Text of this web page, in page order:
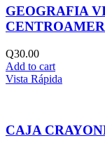
GEOGRAFIA
Q30.00
Add to cart
Vista Rápida
CAJA